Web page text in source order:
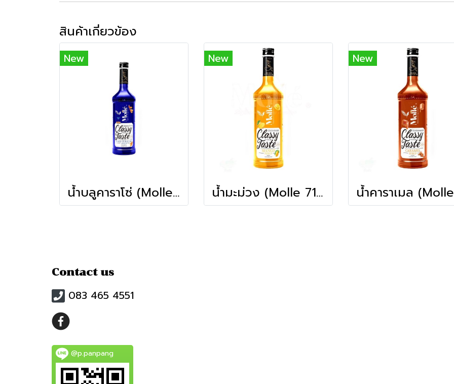
สินค้าเกี่ยวข้อง
New
น้ำบลูคาราโซ่ (Molle 710ml)
New
น้ำมะม่วง (Molle 710ml)
New
Contact us
083 465 4551
@p.panpang